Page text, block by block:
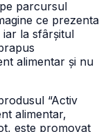
parcursul
ce prezenta
la sfârșitul
alimentar și nu
“Activ
alimentar,
este promovat